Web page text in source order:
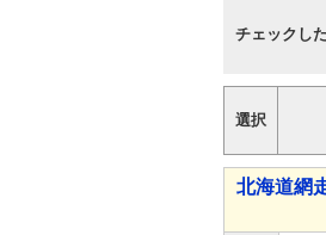
チェックし
選択
北海道網